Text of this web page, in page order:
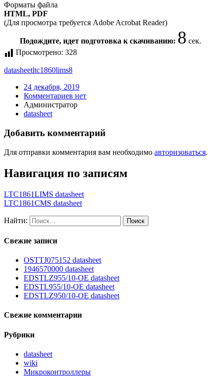
Форматы файла
HTML, PDF
(Для просмотра требуется Adobe Acrobat Reader)
Подождите, идет подготовка к скачиванию: 8 сек.
Просмотрено: 328
datasheetltc1860lims8
24 декабря, 2019
Комментариев нет
Администратор
datasheet
Добавить комментарий
Для отправки комментария вам необходимо авторизоваться.
Навигация по записям
LTC1861LIMS datasheet
LTC1861CMS datasheet
Найти:
Свежие записи
OSTTJ075152 datasheet
1946570000 datasheet
EDSTLZ955/10-OE datasheet
EDSTL955/10-OE datasheet
EDSTLZ950/10-OE datasheet
Свежие комментарии
Рубрики
datasheet
wiki
Микроконтроллеры